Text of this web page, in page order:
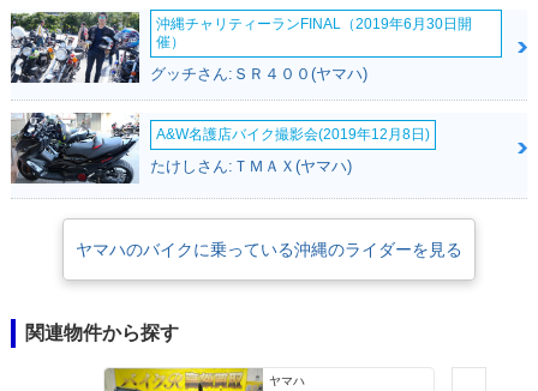
沖縄チャリティーランFINAL（2019年6月30日開
催）
グッチさん:ＳＲ４００(ヤマハ)
A&W名護店バイク撮影会(2019年12月8日)
たけしさん:ＴＭＡＸ(ヤマハ)
ヤマハのバイクに乗っている沖縄のライダーを見る
関連物件から探す
ヤマハ